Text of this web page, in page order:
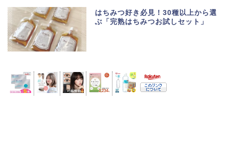
はちみつ好き必見！30種以上から選
ぶ「完熟はちみつお試しセット」